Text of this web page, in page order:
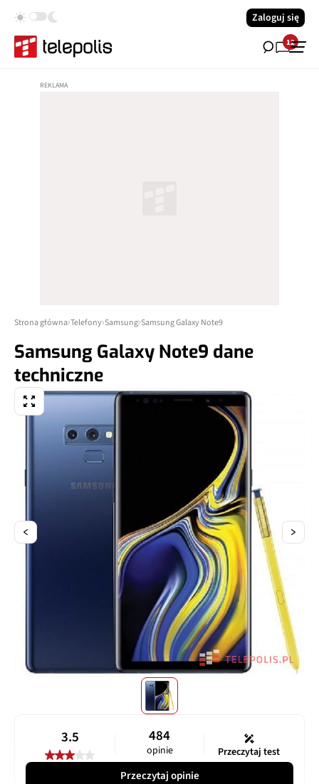
Zaloguj się
12
Strona główna Telefony Samsung Samsung Galaxy Note9
Samsung Galaxy Note9 dane
techniczne
3.5 484
opinie Przeczytaj test
Przeczytaj opinie